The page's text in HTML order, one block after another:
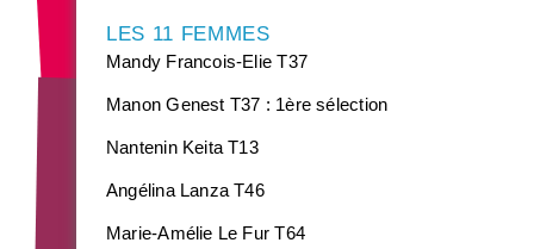
LES 11 FEMMES
Mandy Francois-Elie T37
Manon Genest T37 : 1ère sélection
Nantenin Keita T13
Angélina Lanza T46
Marie-Amélie Le Fur T64